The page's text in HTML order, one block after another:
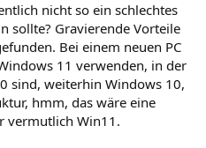
nicht so ein schlechtes
sollte? Gravierende Vorteile
Bei einem neuen PC
11 verwenden, in der
sind, weiterhin Windows 10,
hmm, das wäre eine
vermutlich Win11.